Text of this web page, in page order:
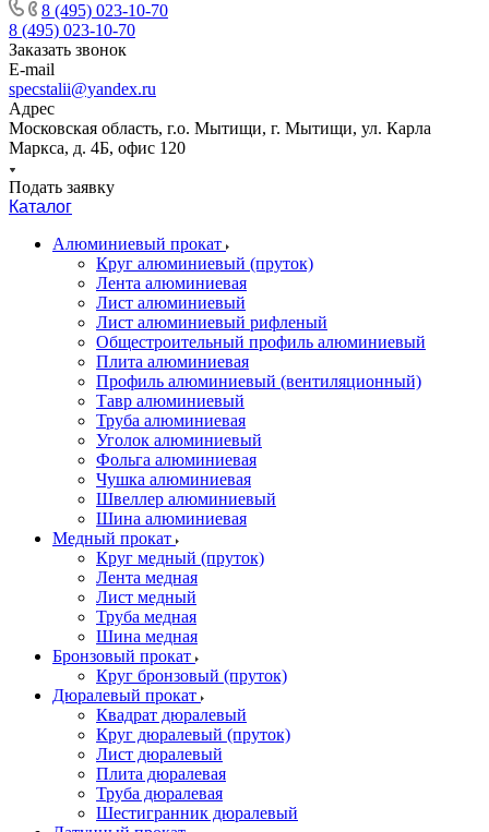
8 (495) 023-10-70
8 (495) 023-10-70
Заказать звонок
E-mail
specstalii@yandex.ru
Адрес
Московская область, г.о. Мытищи, г. Мытищи, ул. Карла
Маркса, д. 4Б, офис 120
Подать заявку
Каталог
Алюминиевый прокат
Круг алюминиевый (пруток)
Лента алюминиевая
Лист алюминиевый
Лист алюминиевый рифленый
Общестроительный профиль алюминиевый
Плита алюминиевая
Профиль алюминиевый (вентиляционный)
Тавр алюминиевый
Труба алюминиевая
Уголок алюминиевый
Фольга алюминиевая
Чушка алюминиевая
Швеллер алюминиевый
Шина алюминиевая
Медный прокат
Круг медный (пруток)
Лента медная
Лист медный
Труба медная
Шина медная
Бронзовый прокат
Круг бронзовый (пруток)
Дюралевый прокат
Квадрат дюралевый
Круг дюралевый (пруток)
Лист дюралевый
Плита дюралевая
Труба дюралевая
Шестигранник дюралевый